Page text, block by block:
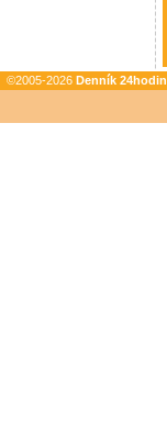
©2005-2026 Denník 24hodin